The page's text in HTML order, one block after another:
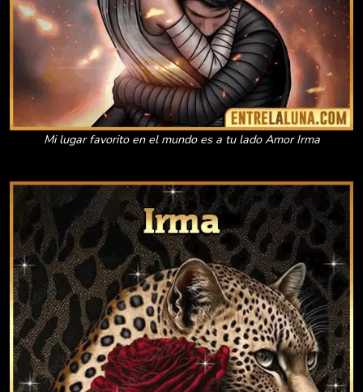
Mi lugar favorito en el mundo es a tu lado Amor Irma